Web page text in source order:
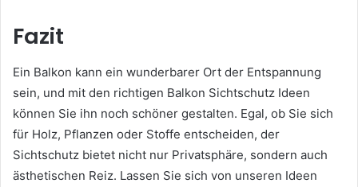
Fazit
Ein Balkon kann ein wunderbarer Ort der Entspannung
sein, und mit den richtigen Balkon Sichtschutz Ideen
können Sie ihn noch schöner gestalten. Egal, ob Sie sich
für Holz, Pflanzen oder Stoffe entscheiden, der
Sichtschutz bietet nicht nur Privatsphäre, sondern auch
ästhetischen Reiz. Lassen Sie sich von unseren Ideen